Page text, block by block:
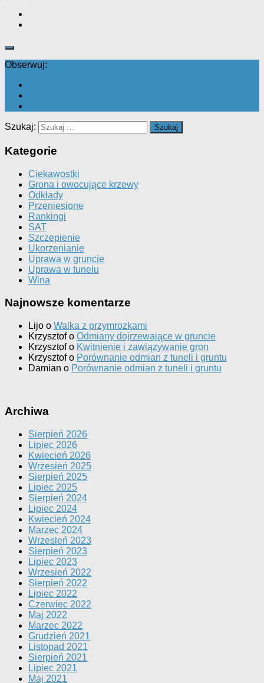
Obserwuj:
Szukaj:
Kategorie
Ciekawostki
Grona i owocujące krzewy
Odkłady
Przeniesione
Rankingi
SAT
Szczepienie
Ukorzenianie
Uprawa w gruncie
Uprawa w tunelu
Wina
Najnowsze komentarze
Lijo o Walka z przymrozkami
Krzysztofo Odmiany dojrzewające w gruncie
Krzysztofo Kwitnienie i zawiązywanie gron
Krzysztofo Porównanie odmian z tuneli i gruntu
Damian o Porównanie odmian z tuneli i gruntu
Archiwa
Sierpień 2026
Lipiec 2026
Kwiecień 2026
Wrzesień 2025
Sierpień 2025
Lipiec 2025
Sierpień 2024
Lipiec 2024
Kwiecień 2024
Marzec 2024
Wrzesień 2023
Sierpień 2023
Lipiec 2023
Wrzesień 2022
Sierpień 2022
Lipiec 2022
Czerwiec 2022
Maj 2022
Marzec 2022
Grudzień 2021
Listopad 2021
Sierpień 2021
Lipiec 2021
Maj 2021